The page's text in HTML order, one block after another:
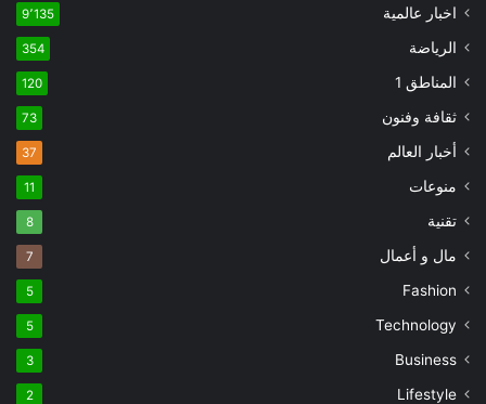
اخبار عالمية 9٬135
الرياضة 354
المناطق 1 120
ثقافة وفنون 73
أخبار العالم 37
منوعات 11
تقنية 8
مال و أعمال 7
Fashion
5
Technology
5
Business
3
Lifestyle
2